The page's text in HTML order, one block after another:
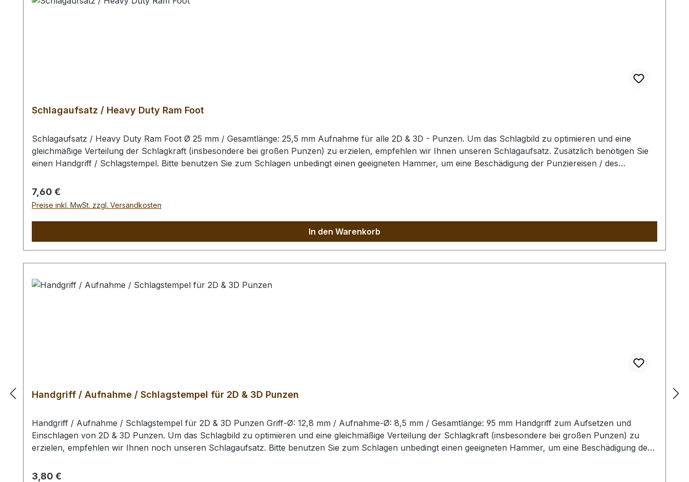
Schlagaufsatz / Heavy Duty Ram Foot
Schlagaufsatz / Heavy Duty Ram Foot Ø 25 mm / Gesamtlänge: 25,5 mm Aufnahme für alle 2D & 3D - Punzen. Um das Schlagbild zu optimieren und eine
gleichmäßige Verteilung der Schlagkraft (insbesondere bei großen Punzen) zu erzielen, empfehlen wir Ihnen unseren Schlagaufsatz. Zusätzlich benötigen Sie
einen Handgriff / Schlagstempel. Bitte benutzen Sie zum Schlagen unbedingt einen geeigneten Hammer, um eine Beschädigung der Punziereisen / des
Regulärer Preis:
7,60 €
Preise inkl. MwSt. zzgl. Versandkosten
In den Warenkorb
Handgriff / Aufnahme / Schlagstempel für 2D & 3D Punzen
Handgriff / Aufnahme / Schlagstempel für 2D & 3D Punzen Griff-Ø: 12,8 mm / Aufnahme-Ø: 8,5 mm / Gesamtlänge: 95 mm Handgriff zum Aufsetzen und
Einschlagen von 2D & 3D Punzen. Um das Schlagbild zu optimieren und eine gleichmäßige Verteilung der Schlagkraft (insbesondere bei großen Punzen) zu
erzielen, empfehlen wir Ihnen noch unseren Schlagaufsatz. Bitte benutzen Sie zum Schlagen unbedingt einen geeigneten Hammer, um eine Beschädigung der
Regulärer Preis:
3,80 €